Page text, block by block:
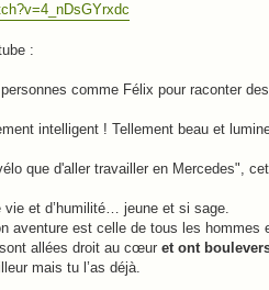
:
comme Félix pour raconter
intelligent ! Tellement beau et
que d'aller travailler en Mercedes",
et d’humilité… jeune et si sage.
aventure est celle de tous les hommes
allées droit au cœur et ont
mais tu l’as déjà.